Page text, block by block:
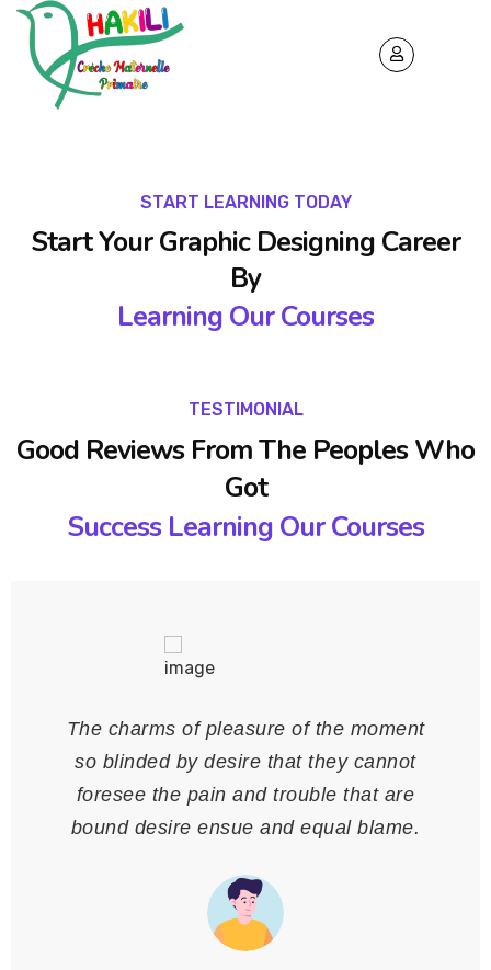
START LEARNING TODAY
Start Your Graphic Designing Career
By
Learning Our Courses
TESTIMONIAL
Good Reviews From The Peoples Who
Got
Success Learning Our Courses
The charms of pleasure of the moment
so blinded by desire that they cannot
foresee the pain and trouble that are
bound desire ensue and equal blame.